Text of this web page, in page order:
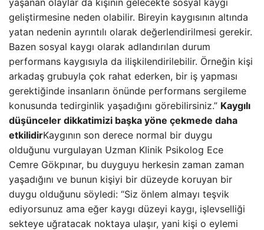
yaşanan olaylar da kişinin gelecekte sosyal kaygı
geliştirmesine neden olabilir. Bireyin kaygısının altında
yatan nedenin ayrıntılı olarak değerlendirilmesi gerekir.
Bazen sosyal kaygı olarak adlandırılan durum
performans kaygısıyla da ilişkilendirilebilir. Örneğin kişi
arkadaş grubuyla çok rahat ederken, bir iş yapması
gerektiğinde insanların önünde performans sergileme
konusunda tedirginlik yaşadığını görebilirsiniz.” Kaygılı
düşünceler dikkatimizi başka yöne çekmede daha
etkilidirKaygının son derece normal bir duygu
olduğunu vurgulayan Uzman Klinik Psikolog Ece
Cemre Gökpınar, bu duyguyu herkesin zaman zaman
yaşadığını ve bunun kişiyi bir düzeyde koruyan bir
duygu olduğunu söyledi: “Siz önlem almayı teşvik
ediyorsunuz ama eğer kaygı düzeyi kaygı, işlevselliği
sekteye uğratacak noktaya ulaşır, yani kişi o eylemi